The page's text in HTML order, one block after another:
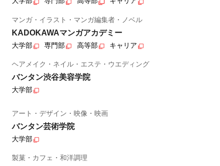
マンガ・イラスト・マンガ編集者・ノベル
KADOKAWAマンガアカデミー
大学部 専門部 高等部 キャリア
ヘアメイク・ネイル・エステ・ウエディング
バンタン渋谷美容学院
大学部
アート・デザイン・映像・映画
バンタン芸術学院
大学部
製菓・カフェ・和洋調理